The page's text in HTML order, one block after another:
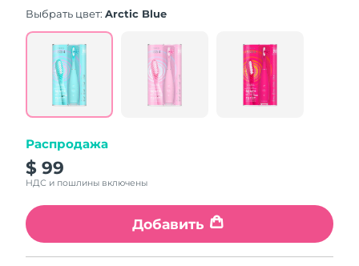
rating
Read
Reviews.
Same
page
Выбрать цвет:Arctic Blue
Распродажа
$ 99
НДС и пошлины включены
Добавить